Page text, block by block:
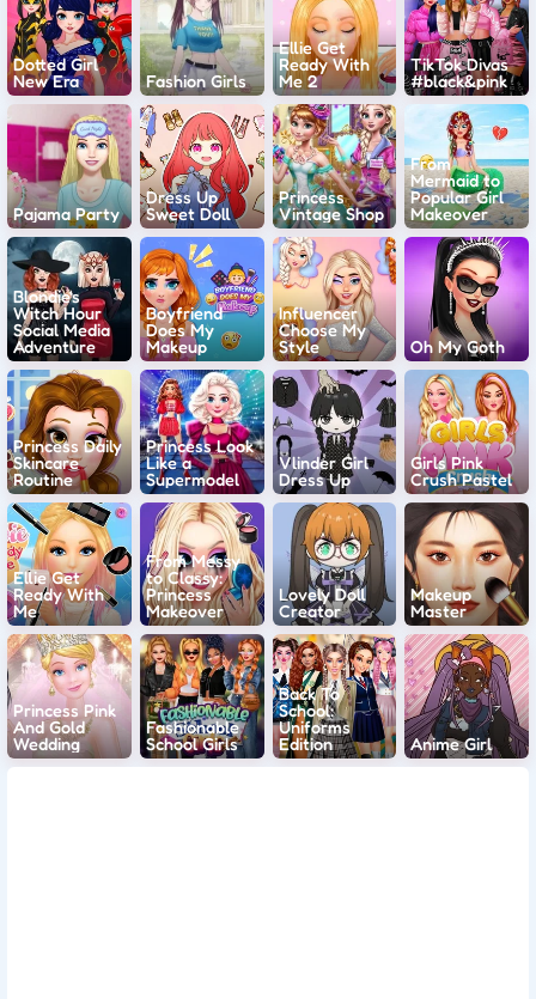
Dotted Girl
New Era
Fashion Girls
Ellie Get
Ready With
Me 2
TikTok Divas
#black&pink
Pajama Party
Dress Up
Sweet Doll
Princess
Vintage Shop
From
Mermaid to
Popular Girl
Makeover
Blondie's
Witch Hour
Social Media
Adventure
Boyfriend
Does My
Makeup
Influencer
Choose My
Style
Oh My Goth
Princess Daily
Skincare
Routine
Princess Look
Like a
Supermodel
Vlinder Girl
Dress Up
Girls Pink
Crush Pastel
Ellie Get
Ready With
Me
From Messy
to Classy:
Princess
Makeover
Lovely Doll
Creator
Makeup
Master
Princess Pink
And Gold
Wedding
Fashionable
School Girls
Back To
School:
Uniforms
Edition
Anime Girl